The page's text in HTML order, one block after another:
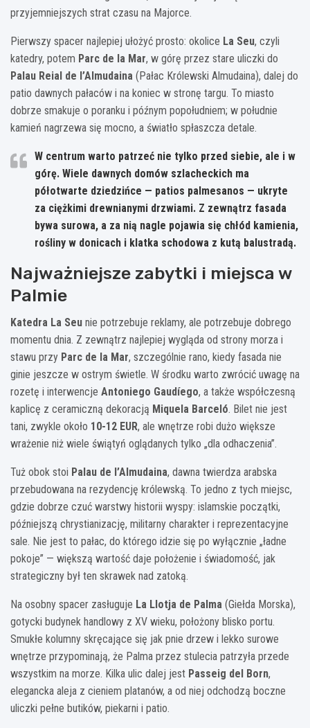
przyjemniejszych strat czasu na Majorce.
Pierwszy spacer najlepiej ułożyć prosto: okolice La Seu, czyli
katedry, potem Parc de la Mar, w górę przez stare uliczki do
Palau Reial de l’Almudaina (Pałac Królewski Almudaina), dalej do
patio dawnych pałaców i na koniec w stronę targu. To miasto
dobrze smakuje o poranku i późnym popołudniem; w południe
kamień nagrzewa się mocno, a światło spłaszcza detale.
W centrum warto patrzeć nie tylko przed siebie, ale i w
górę. Wiele dawnych domów szlacheckich ma
półotwarte dziedzińce — patios palmesanos — ukryte
za ciężkimi drewnianymi drzwiami. Z zewnątrz fasada
bywa surowa, a za nią nagle pojawia się chłód kamienia,
rośliny w donicach i klatka schodowa z kutą balustradą.
Najważniejsze zabytki i miejsca w
Palmie
Katedra La Seu nie potrzebuje reklamy, ale potrzebuje dobrego
momentu dnia. Z zewnątrz najlepiej wygląda od strony morza i
stawu przy Parc de la Mar, szczególnie rano, kiedy fasada nie
ginie jeszcze w ostrym świetle. W środku warto zwrócić uwagę na
rozetę i interwencje Antoniego Gaudíego, a także współczesną
kaplicę z ceramiczną dekoracją Miquela Barceló. Bilet nie jest
tani, zwykle około 10-12 EUR, ale wnętrze robi dużo większe
wrażenie niż wiele świątyń oglądanych tylko „dla odhaczenia”.
Tuż obok stoi Palau de l’Almudaina, dawna twierdza arabska
przebudowana na rezydencję królewską. To jedno z tych miejsc,
gdzie dobrze czuć warstwy historii wyspy: islamskie początki,
późniejszą chrystianizację, militarny charakter i reprezentacyjne
sale. Nie jest to pałac, do którego idzie się po wyłącznie „ładne
pokoje” — większą wartość daje położenie i świadomość, jak
strategiczny był ten skrawek nad zatoką.
Na osobny spacer zasługuje La Llotja de Palma (Giełda Morska),
gotycki budynek handlowy z XV wieku, położony blisko portu.
Smukłe kolumny skręcające się jak pnie drzew i lekko surowe
wnętrze przypominają, że Palma przez stulecia patrzyła przede
wszystkim na morze. Kilka ulic dalej jest Passeig del Born,
elegancka aleja z cieniem platanów, a od niej odchodzą boczne
uliczki pełne butików, piekarni i patio.